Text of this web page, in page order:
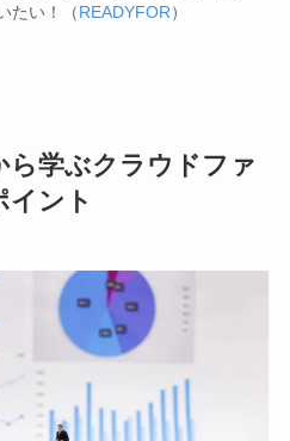
たい！（READYFOR）
学ぶクラウドファ
イント